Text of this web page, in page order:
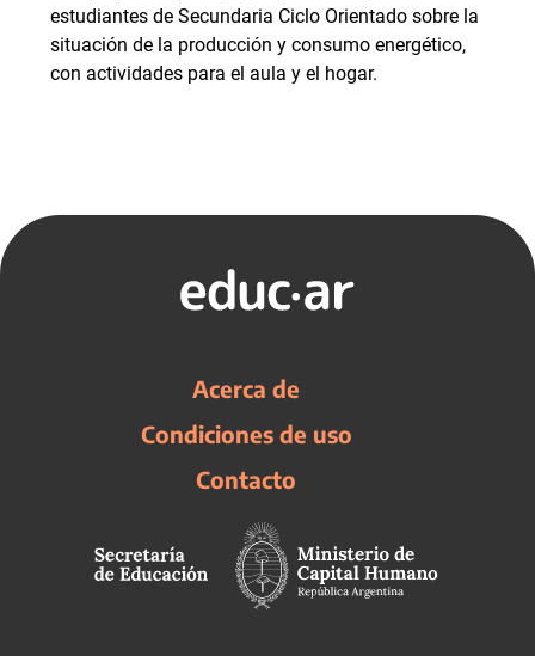
estudiantes de Secundaria Ciclo Orientado sobre la
situación de la producción y consumo energético,
con actividades para el aula y el hogar.
Acerca de
Condiciones de uso
Contacto